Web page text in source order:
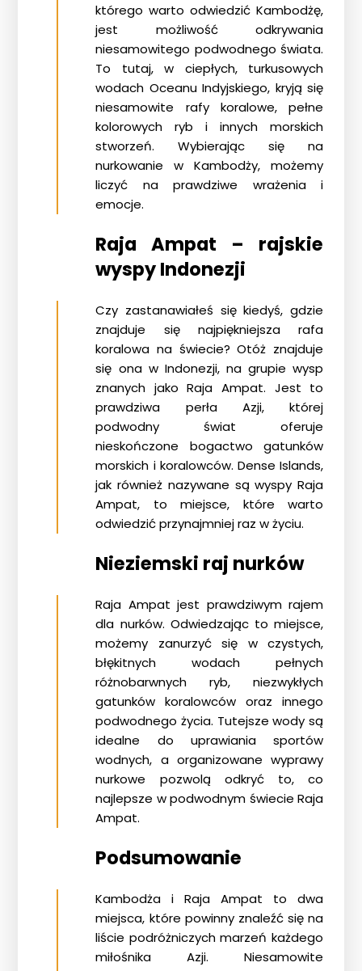
którego warto odwiedzić Kambodżę,
jest możliwość odkrywania
niesamowitego podwodnego świata.
To tutaj, w ciepłych, turkusowych
wodach Oceanu Indyjskiego, kryją się
niesamowite rafy koralowe, pełne
kolorowych ryb i innych morskich
stworzeń. Wybierając się na
nurkowanie w Kambodży, możemy
liczyć na prawdziwe wrażenia i
emocje.
Raja Ampat – rajskie
wyspy Indonezji
Czy zastanawiałeś się kiedyś, gdzie
znajduje się najpiękniejsza rafa
koralowa na świecie? Otóż znajduje
się ona w Indonezji, na grupie wysp
znanych jakoRaja Ampat. Jest to
prawdziwa perła Azji, której
podwodny świat oferuje
nieskończone bogactwo gatunków
morskich i koralowców. Dense Islands,
jak również nazywane są wyspy Raja
Ampat, to miejsce, które warto
odwiedzić przynajmniej raz w życiu.
Nieziemski raj nurków
Raja Ampat jest prawdziwym rajem
dla nurków. Odwiedzając to miejsce,
możemy zanurzyć się w czystych,
błękitnych wodach pełnych
różnobarwnych ryb, niezwykłych
gatunków koralowców oraz innego
podwodnego życia. Tutejsze wody są
idealne do uprawiania sportów
wodnych, a organizowane wyprawy
nurkowe pozwolą odkryć to, co
najlepsze w podwodnym świecie Raja
Ampat.
Podsumowanie
Kambodża i Raja Ampat to dwa
miejsca, które powinny znaleźć się na
liście podróżniczych marzeń każdego
miłośnika Azji. Niesamowite